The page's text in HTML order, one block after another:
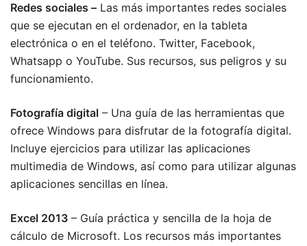
Redes sociales – Las más importantes redes sociales
que se ejecutan en el ordenador, en la tableta
electrónica o en el teléfono. Twitter, Facebook,
Whatsapp o YouTube. Sus recursos, sus peligros y su
funcionamiento.
Fotografía digital – Una guía de las herramientas que
ofrece Windows para disfrutar de la fotografía digital.
Incluye ejercicios para utilizar las aplicaciones
multimedia de Windows, así como para utilizar algunas
aplicaciones sencillas en línea.
Excel 2013 – Guía práctica y sencilla de la hoja de
cálculo de Microsoft. Los recursos más importantes